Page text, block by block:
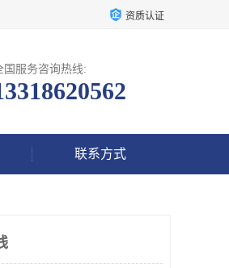
资质认证
国服务咨询热线:
联系方式